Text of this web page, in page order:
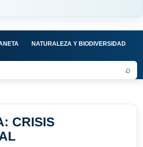
NATURALEZA Y BIODIVERSIDAD
⌕
CRISIS